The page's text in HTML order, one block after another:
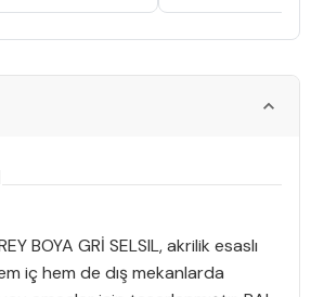
BOYA GRİ SELSIL, akrilik esaslı
iç hem de dış mekanlarda